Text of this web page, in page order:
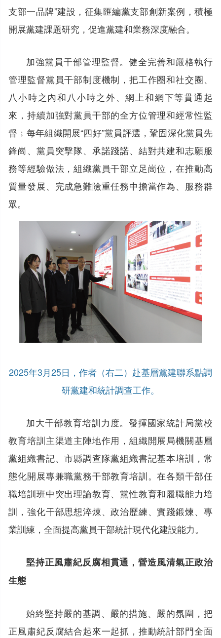
支部一品牌”建設，征集匯編黨支部創新案例，積極
開展黨建課題研究，促進黨建和業務深度融合。
加強黨員干部管理監督。健全完善和嚴格執行
管理監督黨員干部制度機制，把工作圈和社交圈、
八小時之內和八小時之外、網上和網下等貫通起
來，持續加強對黨員干部的全方位管理和經常性監
督﹔每年組織開展“四好”黨員評選，鞏固深化黨員先
鋒崗、黨員突擊隊、承諾踐諾、結對共建和志願服
務等經驗做法，組織黨員干部立足崗位，在推動高
質量發展、完成急難險重任務中擔當作為、服務群
眾。
2025年3月25日，作者（右二）赴基層黨建聯系點調
研黨建和統計調查工作。
加大干部教育培訓力度。發揮國家統計局黨校
教育培訓主渠道主陣地作用，組織開展局機關基層
黨組織書記、市縣調查隊黨組織書記基本培訓，常
態化開展專兼職黨務干部教育培訓。在各類干部任
職培訓班中突出理論教育、黨性教育和履職能力培
訓，強化干部思想淬煉、政治歷練、實踐鍛煉、專
業訓練，全面提高黨員干部統計現代化建設能力。
堅持正風肅紀反腐相貫通，營造風清氣正政治
生態
始終堅持嚴的基調、嚴的措施、嚴的氛圍，把
正風肅紀反腐結合起來一起抓，推動統計部門全面